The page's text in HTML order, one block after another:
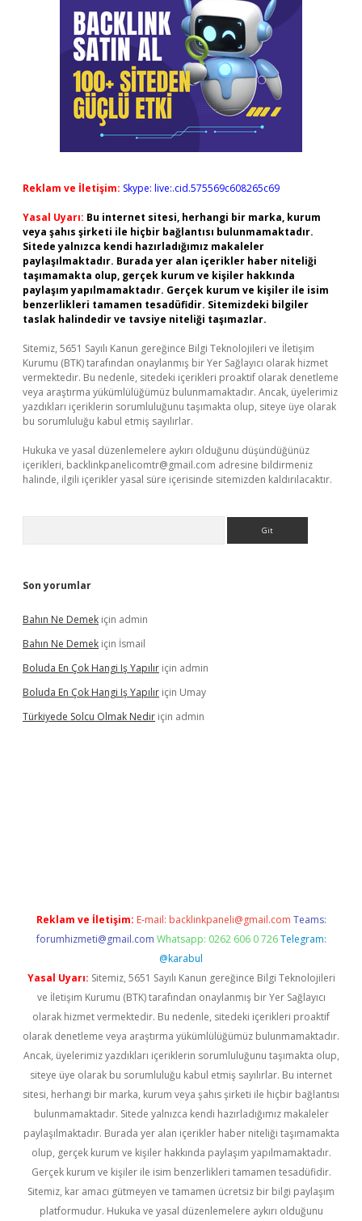
Reklam ve İletişim: Skype: live:.cid.575569c608265c69
Yasal Uyarı: Bu internet sitesi, herhangi bir marka, kurum
veya şahıs şirketi ile hiçbir bağlantısı bulunmamaktadır.
Sitede yalnızca kendi hazırladığımız makaleler
paylaşılmaktadır. Burada yer alan içerikler haber niteliği
taşımamakta olup, gerçek kurum ve kişiler hakkında
paylaşım yapılmamaktadır. Gerçek kurum ve kişiler ile isim
benzerlikleri tamamen tesadüfidir. Sitemizdeki bilgiler
taslak halindedir ve tavsiye niteliği taşımazlar.
Sitemiz, 5651 Sayılı Kanun gereğince Bilgi Teknolojileri ve İletişim
Kurumu (BTK) tarafından onaylanmış bir Yer Sağlayıcı olarak hizmet
vermektedir. Bu nedenle, sitedeki içerikleri proaktif olarak denetleme
veya araştırma yükümlülüğümüz bulunmamaktadır. Ancak, üyelerimiz
yazdıkları içeriklerin sorumluluğunu taşımakta olup, siteye üye olarak
bu sorumluluğu kabul etmiş sayılırlar.
Hukuka ve yasal düzenlemelere aykırı olduğunu düşündüğünüz
içerikleri, backlinkpanelicomtr@gmail.com adresine bildirmeniz
halinde, ilgili içerikler yasal süre içerisinde sitemizden kaldırılacaktır.
Son yorumlar
Bahın Ne Demek için admin
Bahın Ne Demek için İsmail
Boluda En Çok Hangi Iş Yapılır için admin
Boluda En Çok Hangi Iş Yapılır için Umay
Türkiyede Solcu Olmak Nedir için admin
Reklam ve İletişim: E-mail: backlinkpaneli@gmail.com Teams:
forumhizmeti@gmail.com Whatsapp: 0262 606 0 726 Telegram:
@karabul
Yasal Uyarı: Sitemiz, 5651 Sayılı Kanun gereğince Bilgi Teknolojileri
ve İletişim Kurumu (BTK) tarafından onaylanmış bir Yer Sağlayıcı
olarak hizmet vermektedir. Bu nedenle, sitedeki içerikleri proaktif
olarak denetleme veya araştırma yükümlülüğümüz bulunmamaktadır.
Ancak, üyelerimiz yazdıkları içeriklerin sorumluluğunu taşımakta olup,
siteye üye olarak bu sorumluluğu kabul etmiş sayılırlar. Bu internet
sitesi, herhangi bir marka, kurum veya şahıs şirketi ile hiçbir bağlantısı
bulunmamaktadır. Sitede yalnızca kendi hazırladığımız makaleler
paylaşılmaktadır. Burada yer alan içerikler haber niteliği taşımamakta
olup, gerçek kurum ve kişiler hakkında paylaşım yapılmamaktadır.
Gerçek kurum ve kişiler ile isim benzerlikleri tamamen tesadüfidir.
Sitemiz, kar amacı gütmeyen ve tamamen ücretsiz bir bilgi paylaşım
platformudur. Hukuka ve yasal düzenlemelere aykırı olduğunu